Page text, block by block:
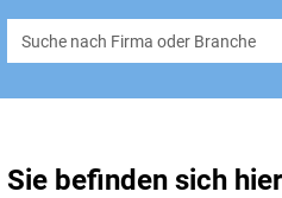
Sie befinden sich